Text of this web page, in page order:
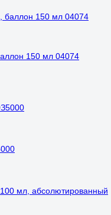
150 мл 04074